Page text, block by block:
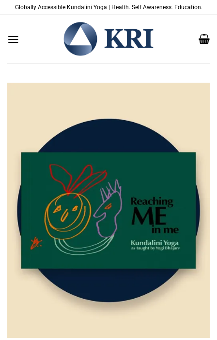
ZumGlobally Accessible Kundalini Yoga | Health. Self Awareness. Education.